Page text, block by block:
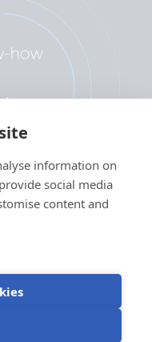
information on
social media
content and